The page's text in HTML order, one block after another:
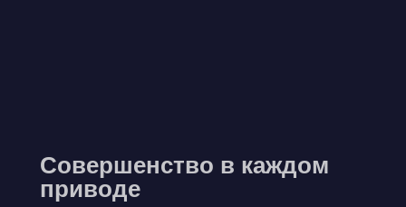
Совершенство в каждом
приводе